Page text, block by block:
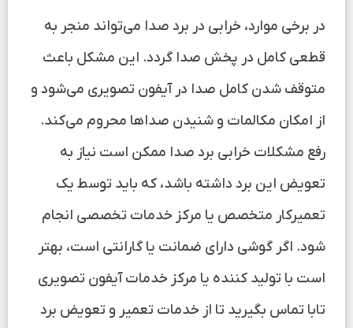
در برخی موارد، خرابی در برد صدا می‌تواند منجر به
قطعی کامل در پخش صدا گردد. این مشکل باعث
متوقف شدن کامل صدا در آیفون تصویری می‌شود و
از امکان مکالمات و شنیدن صداها محروم می‌کند.
رفع مشکلات خرابی برد صدا ممکن است نیاز به
تعویض این برد داشته باشد، که باید توسط یک
تعمیرکار متخصص یا مرکز خدمات تخصصی انجام
شود. اگر گوشی دارای ضمانت یا گارانتی است، بهتر
است با تولید کننده یا مرکز خدمات آیفون تصویری
تابا تماس بگیرید تا از خدمات تعمیر و تعویض برد